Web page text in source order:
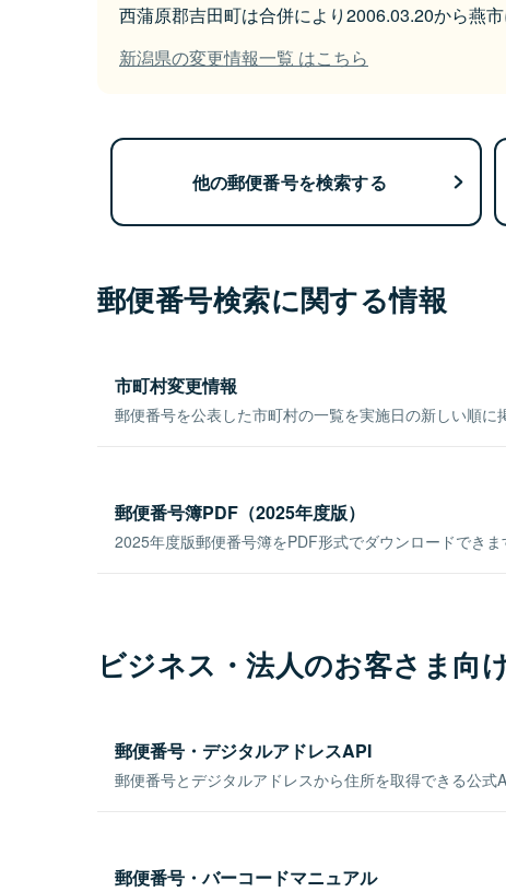
西蒲原郡吉田町は合併により2006.03.20から燕
新潟県の変更情報一覧 はこちら
他の郵便番号を検索する
郵便番号検索に関する情報
市町村変更情報
郵便番号を公表した市町村の一覧を実施日の新しい順に
郵便番号簿PDF（2025年度版）
2025年度版郵便番号簿をPDF形式でダウンロードできま
ビジネス・法人のお客さま向
郵便番号・デジタルアドレスAPI
郵便番号とデジタルアドレスから住所を取得できる公式
郵便番号・バーコードマニュアル